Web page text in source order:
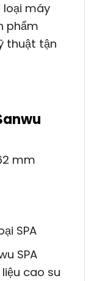
loại máy
phẩm
thuật tận
mm
SPA
SPA
cao su